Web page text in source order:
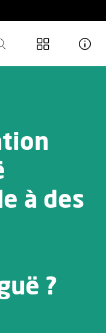
à des
?